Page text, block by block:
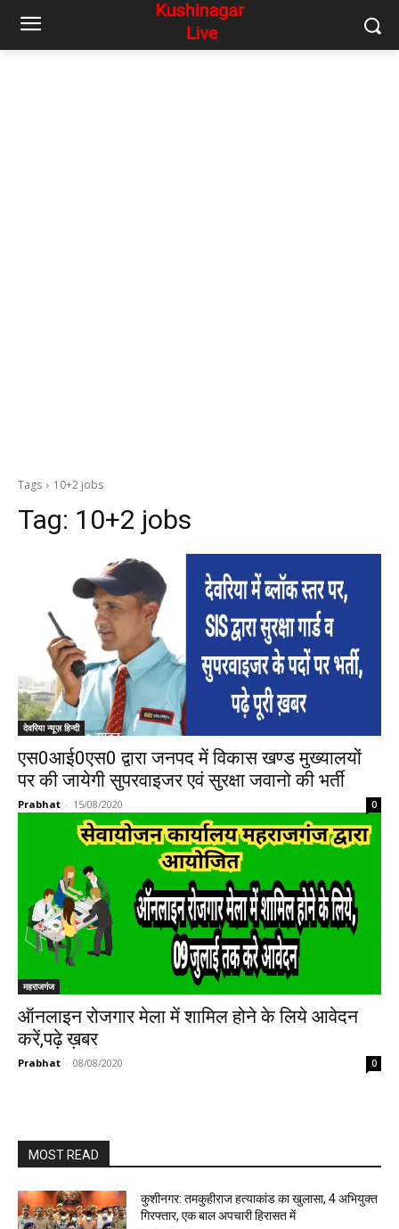
Tags 10+2 jobs
Tag: 10+2 jobs
देवरिया न्यूज़ हिन्दी
एस0आई0एस0 द्वारा जनपद में विकास खण्ड मुख्यालयों
पर की जायेगी सुपरवाइजर एवं सुरक्षा जवानो की भर्ती
Prabhat - 15/08/2020 0
महराजगंज
ऑनलाइन रोजगार मेला में शामिल होने के लिये आवेदन
करें,पढ़े ख़बर
Prabhat - 08/08/2020 0
MOST READ
कुशीनगर: तमकुहीराज हत्याकांड का खुलासा, 4 अभियुक्त
गिरफ्तार, एक बाल अपचारी हिरासत में